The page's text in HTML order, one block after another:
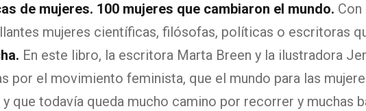
de mujeres. 100 mujeres que cambiaron el mundo.
mujeres científicas, filósofas, políticas o escritoras
En este libro, la escritora Marta Breen y la ilustradora
por el movimiento feminista, que el mundo para las
que todavía queda mucho camino por recorrer y muchas